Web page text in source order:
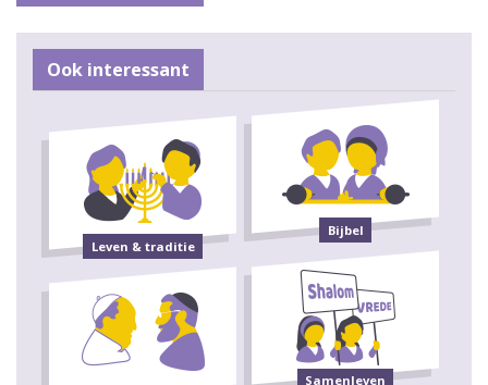
Ook interessant
Leven & traditie
Bijbel
Samenleven